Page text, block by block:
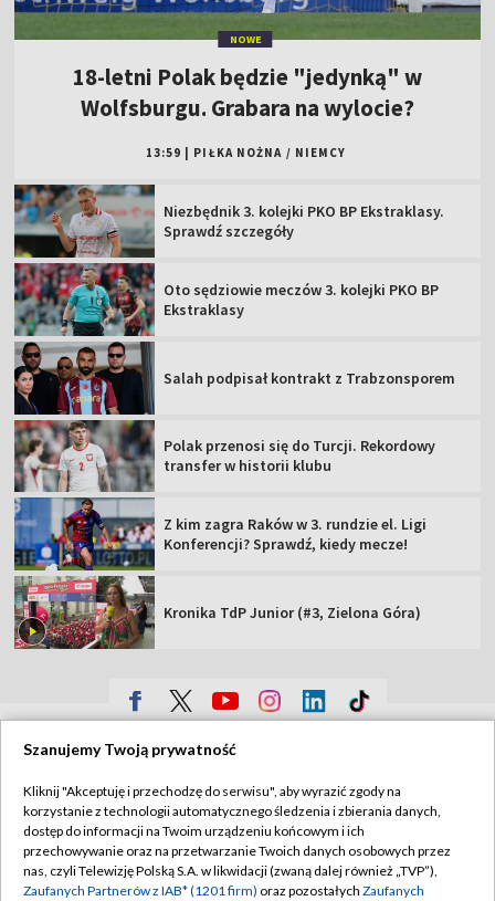
NOWE
18-letni Polak będzie "jedynką" w
Wolfsburgu. Grabara na wylocie?
13:59 PIŁKA NOŻNA / NIEMCY
Niezbędnik 3. kolejki PKO BP Ekstraklasy.
Sprawdź szczegóły
Oto sędziowie meczów 3. kolejki PKO BP
Ekstraklasy
Salah podpisał kontrakt z Trabzonsporem
Polak przenosi się do Turcji. Rekordowy
transfer w historii klubu
Z kim zagra Raków w 3. rundzie el. Ligi
Konferencji? Sprawdź, kiedy mecze!
Kronika TdP Junior (#3, Zielona Góra)
Sklep TVP
Biuro Reklamy
Oferta Handlowa
Polityka prywatności
Moje zgody
Biuro reklamy
Szanujemy Twoją prywatność
Kliknij "Akceptuję i przechodzę do serwisu", aby wyrazić zgody na
korzystanie z technologii automatycznego śledzenia i zbierania danych,
dostęp do informacji na Twoim urządzeniu końcowym i ich
przechowywanie oraz na przetwarzanie Twoich danych osobowych przez
nas, czyli Telewizję Polską S.A. w likwidacji (zwaną dalej również „TVP”),
Zaufanych Partnerów z IAB* (1201 firm) oraz pozostałych Zaufanych